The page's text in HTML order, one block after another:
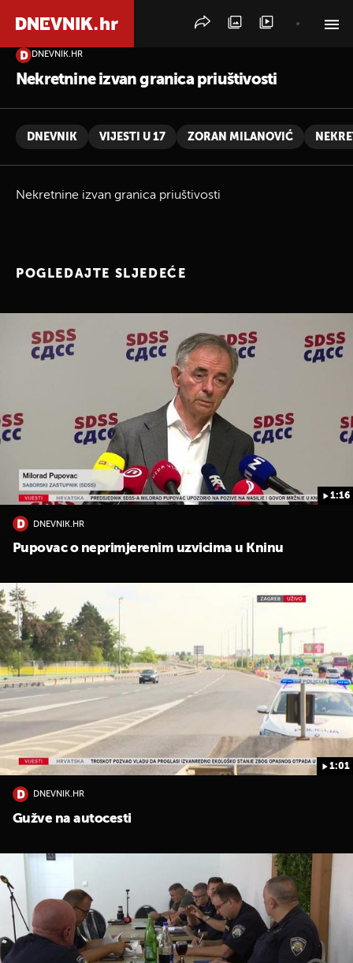
DNEVNIK.HR
Nekretnine izvan granica priuštivosti
DNEVNIK VIJESTI U 17 ZORAN MILANOVIĆ
Nekretnine izvan granica priuštivosti
POGLEDAJTE SLJEDEĆE
1:16
DNEVNIK.HR
Pupovac o neprimjerenim uzvicima u Kninu
1:01
DNEVNIK.HR
Gužve na autocesti
PRETRAŽITE VIJESTI